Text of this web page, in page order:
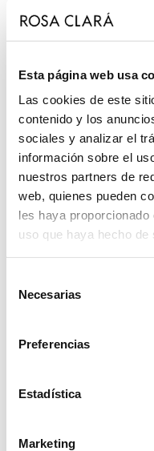
Esta página web usa
Las cookies de este
contenido y los
sociales y analizar el
información sobre el
nuestros partners de
web, quienes pueden
les haya
uso que haya hecho
Necesarias
Preferencias
Estadística
Marketing